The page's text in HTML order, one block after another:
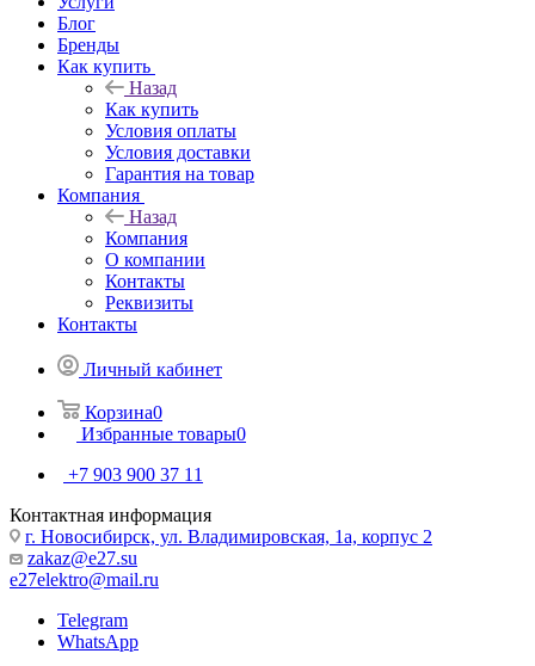
Блог
Бренды
Как купить
Назад
Как купить
Условия оплаты
Условия доставки
Гарантия на товар
Компания
Назад
Компания
О компании
Контакты
Реквизиты
Контакты
Личный кабинет
Корзина0
Избранные товары0
+7 903 900 37 11
Контактная информация
г. Новосибирск, ул. Владимировская, 1а, корпус 2
zakaz@e27.su
e27elektro@mail.ru
Telegram
WhatsApp